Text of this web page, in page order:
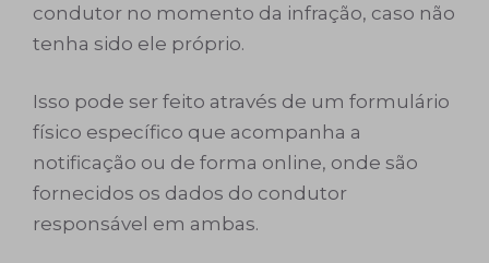
condutor no momento da infração, caso não
tenha sido ele próprio.
Isso pode ser feito através de um formulário
físico específico que acompanha a
notificação ou de forma online, onde são
fornecidos os dados do condutor
responsável em ambas.